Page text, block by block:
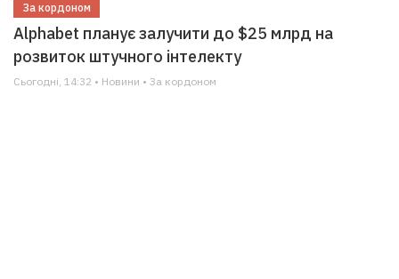
За кордоном
Alphabet планує залучити до $25 млрд на
розвиток штучного інтелекту
Сьогодні, 14:32 • Новини • За кордоном